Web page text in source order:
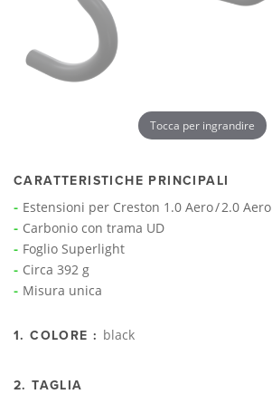
Tocca per ingrandire
CARATTERISTICHE PRINCIPALI
Estensioni per Creston 1.0 Aero / 2.0 Aero
Carbonio con trama UD
Foglio Superlight
Circa 392 g
Misura unica
1. COLORE : black
2. TAGLIA